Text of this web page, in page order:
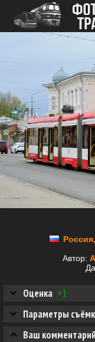
Автор:
Оценка +1
Параметры
Ваш комментарий